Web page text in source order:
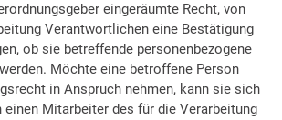
eingeräumte Recht, von
Verantwortlichen eine Bestätigung
ob sie betreffende personenbezogene
Möchte eine betroffene Person
in Anspruch nehmen, kann sie sich
einen Mitarbeiter des für die Verarbeitung